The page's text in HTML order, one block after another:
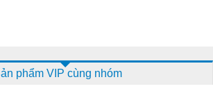
phẩm VIP cùng nhóm